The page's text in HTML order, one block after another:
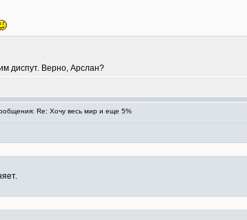
диспут. Верно, Арслан?
Re: Хочу весь мир и еще 5%